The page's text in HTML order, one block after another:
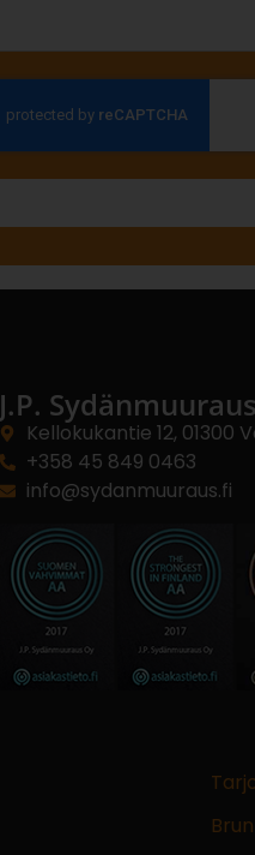
J.P.
Kellokukantie 12, 01300
+358 45 849 0463
info@sydanmuuraus.fi